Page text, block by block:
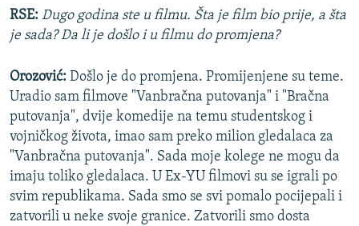
RSE: Dugo godina ste u filmu. Šta je film bio prije, a šta
je sada? Da li je došlo i u filmu do promjena?
Orozović: Došlo je do promjena. Promijenjene su teme.
Uradio sam filmove "Vanbračna putovanja" i "Bračna
putovanja", dvije komedije na temu studentskog i
vojničkog života, imao sam preko milion gledalaca za
"Vanbračna putovanja". Sada moje kolege ne mogu da
imaju toliko gledalaca. U Ex-YU filmovi su se igrali po
svim republikama. Sada smo se svi pomalo pocijepali i
zatvorili u neke svoje granice. Zatvorili smo dosta